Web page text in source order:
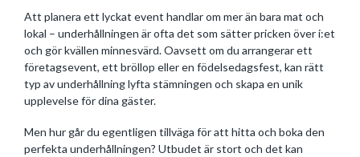
Att planera ett lyckat event handlar om mer än bara mat och
lokal – underhållningen är ofta det som sätter pricken över i:et
och gör kvällen minnesvärd. Oavsett om du arrangerar ett
företagsevent, ett bröllop eller en födelsedagsfest, kan rätt
typ av underhållning lyfta stämningen och skapa en unik
upplevelse för dina gäster.
Men hur går du egentligen tillväga för att hitta och boka den
perfekta underhållningen? Utbudet är stort och det kan